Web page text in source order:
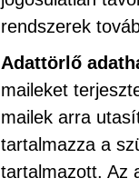
rendszerek
Adattörlő
maileket
mailek arra
tartalmazza a
tartalmazott. Az